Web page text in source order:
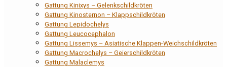
Gattung Kinixys – Gelenkschildkröten
Gattung Kinosternon – Klappschildkröten
Gattung Lepidochelys
Gattung Leucocephalon
Gattung Lissemys – Asiatische Klappen-Weichschildkröten
Gattung Macrochelys – Geierschildkröten
Gattung Malaclemys